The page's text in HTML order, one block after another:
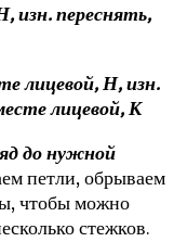
изн. переснять,
лицевой, Н, изн.
лицевой, К
до нужной
петли, обрываем
чтобы можно
стежков.